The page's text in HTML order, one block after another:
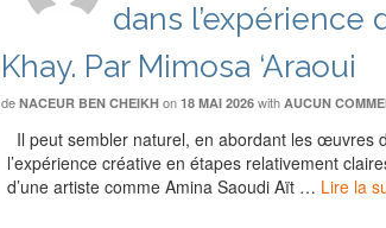
dans l’expérience
Khay. Par Mimosa ‘Araoui
de NACEUR BEN CHEIKH on 18 MAI 2026 with AUCUN
Il peut sembler naturel, en abordant les œuvres
l’expérience créative en étapes relativement
d’une artiste comme Amina Saoudi Aït … Lire la